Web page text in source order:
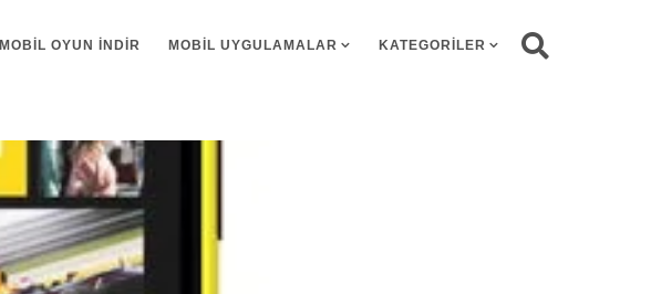
MOBIL OYUN INDIR MOBIL UYGULAMALAR KATEGORILER